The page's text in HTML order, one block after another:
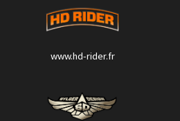
www.hd-rider.fr